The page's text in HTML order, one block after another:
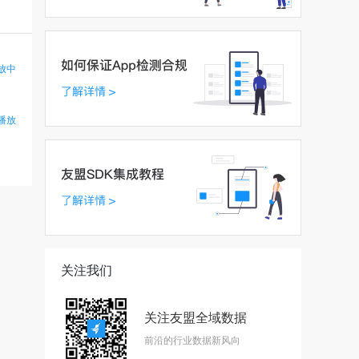
中
放
关注我们
关注友盟全域数据
前沿的行业数据新风向